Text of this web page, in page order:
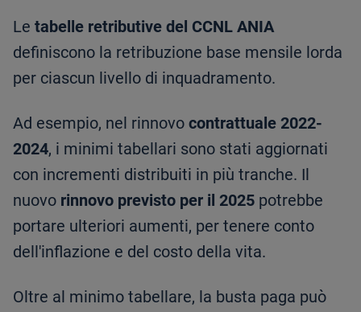
Le tabelle retributive del CCNL ANIA
definiscono la retribuzione base mensile lorda
per ciascun livello di inquadramento.
Ad esempio, nel rinnovo contrattuale 2022-
2024, i minimi tabellari sono stati aggiornati
con incrementi distribuiti in più tranche. Il
nuovo rinnovo previsto per il 2025 potrebbe
portare ulteriori aumenti, per tenere conto
dell'inflazione e del costo della vita.
Oltre al minimo tabellare, la busta paga può